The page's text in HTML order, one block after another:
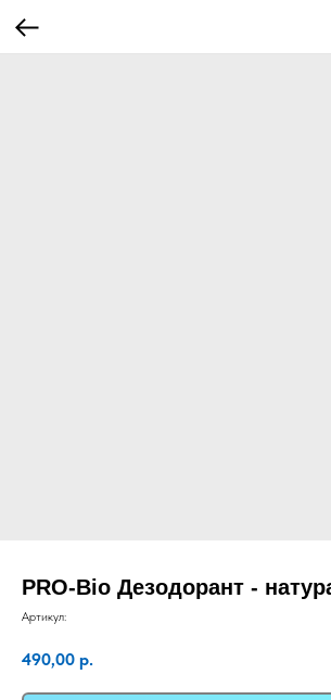
PRO-Bio Дезодорант -
Артикул:
490,00 р.